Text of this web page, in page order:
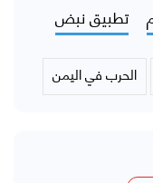
تطبيق نبض
الحرب في اليمن